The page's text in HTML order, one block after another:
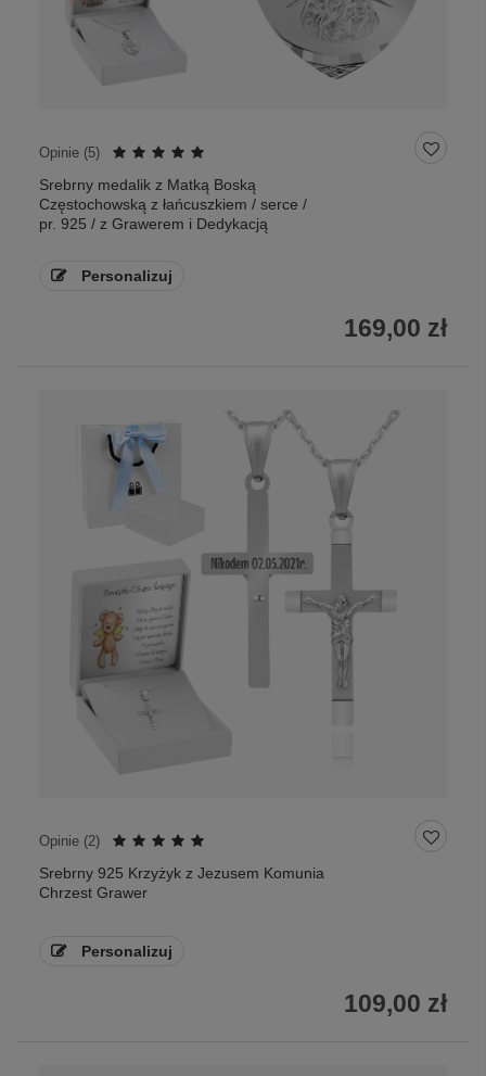
Opinie (5)
Srebrny medalik z Matką Boską
Częstochowską z łańcuszkiem / serce /
pr. 925 / z Grawerem i Dedykacją
Personalizuj
169,00 zł
Opinie (2)
Srebrny 925 Krzyżyk z Jezusem Komunia
Chrzest Grawer
Personalizuj
109,00 zł